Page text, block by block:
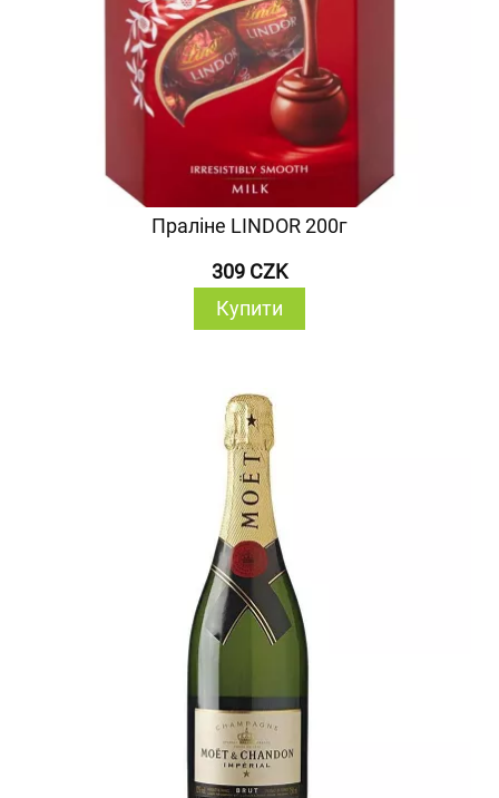
Праліне LINDOR 200г
309 CZK
Купити